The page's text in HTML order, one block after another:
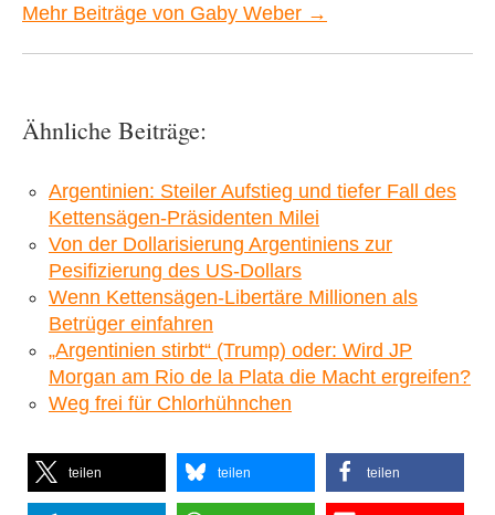
Mehr Beiträge von Gaby Weber →
Ähnliche Beiträge:
Argentinien: Steiler Aufstieg und tiefer Fall des
Kettensägen-Präsidenten Milei
Von der Dollarisierung Argentiniens zur
Pesifizierung des US-Dollars
Wenn Kettensägen-Libertäre Millionen als
Betrüger einfahren
„Argentinien stirbt“ (Trump) oder: Wird JP
Morgan am Rio de la Plata die Macht ergreifen?
Weg frei für Chlorhühnchen
teilen teilen teilen